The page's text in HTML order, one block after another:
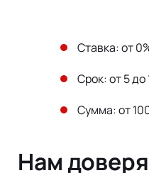
Ставка: от
Срок: от 5 до
Сумма: от
Нам